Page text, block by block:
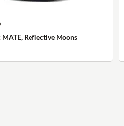
MATE, Reflective Moons